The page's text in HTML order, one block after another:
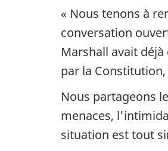
« Nous tenons à
conversation
Marshall avait
par la
Nous partageons
menaces,
situation est tout